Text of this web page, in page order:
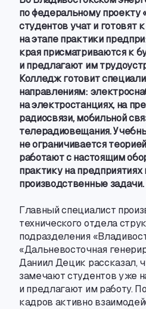
по федеральному проекту
студентов учат и готовят
на этапе практики
края присматриваются к
и предлагают им
Колледж готовит
направлениям:
на электростанциях, на
радиосвязи, мобильной
телерадиовещания.
не ограничивается
работают с настоящим
практику на
производственные задачи.
Главный специалист
технического отдела
подразделения
«Дальневосточная
Даниил Децик рассказал,
замечают студентов уже
и предлагают им работу.
кадров активно